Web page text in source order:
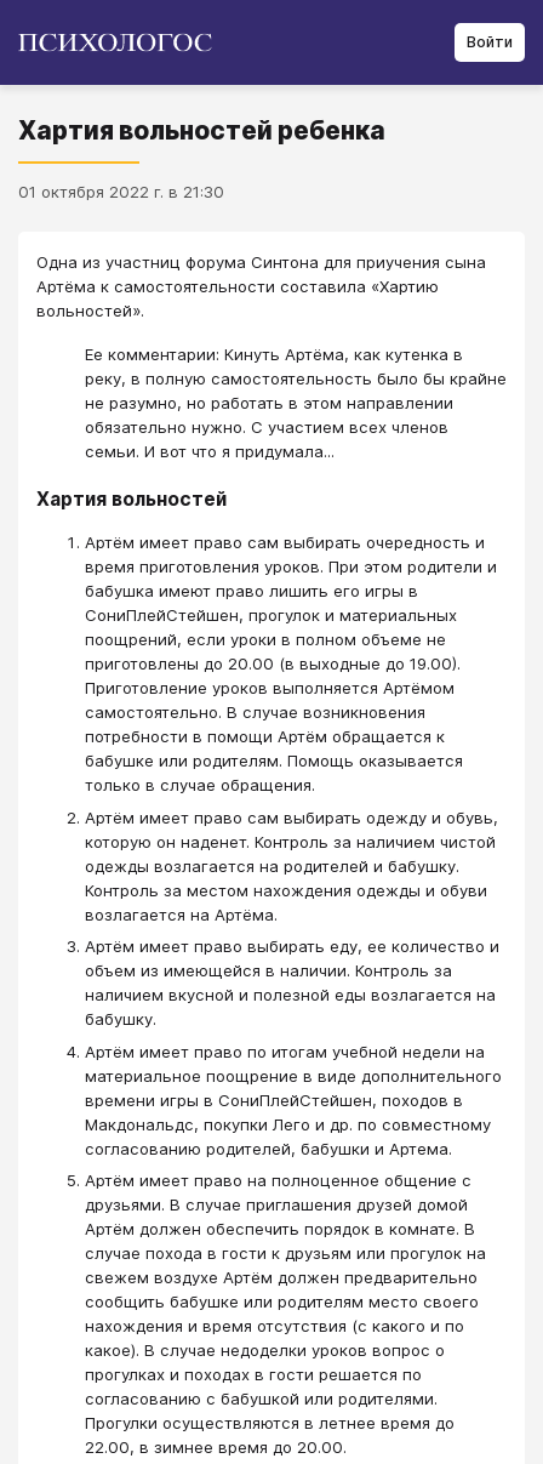
Войти
Хартия вольностей ребенка
01 октября 2022 г. в 21:30
Одна из участниц форума Синтона для приучения сына
Артёма к самостоятельности составила «Хартию
вольностей».
Ее комментарии: Кинуть Артёма, как кутенка в
реку, в полную самостоятельность было бы крайне
не разумно, но работать в этом направлении
обязательно нужно. С участием всех членов
семьи. И вот что я придумала...
Хартия вольностей
Артём имеет право сам выбирать очередность и
время приготовления уроков. При этом родители и
бабушка имеют право лишить его игры в
СониПлейСтейшен, прогулок и материальных
поощрений, если уроки в полном объеме не
приготовлены до 20.00 (в выходные до 19.00).
Приготовление уроков выполняется Артёмом
самостоятельно. В случае возникновения
потребности в помощи Артём обращается к
бабушке или родителям. Помощь оказывается
только в случае обращения.
Артём имеет право сам выбирать одежду и обувь,
которую он наденет. Контроль за наличием чистой
одежды возлагается на родителей и бабушку.
Контроль за местом нахождения одежды и обуви
возлагается на Артёма.
Артём имеет право выбирать еду, ее количество и
объем из имеющейся в наличии. Контроль за
наличием вкусной и полезной еды возлагается на
бабушку.
Артём имеет право по итогам учебной недели на
материальное поощрение в виде дополнительного
времени игры в СониПлейСтейшен, походов в
Макдональдс, покупки Лего и др. по совместному
согласованию родителей, бабушки и Артема.
Артём имеет право на полноценное общение с
друзьями. В случае приглашения друзей домой
Артём должен обеспечить порядок в комнате. В
случае похода в гости к друзьям или прогулок на
свежем воздухе Артём должен предварительно
сообщить бабушке или родителям место своего
нахождения и время отсутствия (с какого и по
какое). В случае недоделки уроков вопрос о
прогулках и походах в гости решается по
согласованию с бабушкой или родителями.
Прогулки осуществляются в летнее время до
22.00, в зимнее время до 20.00.